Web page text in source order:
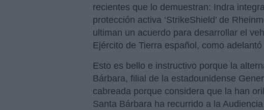
recientes que lo demuestran: Indra
protección activa ‘StrikeShield’ de
ultiman un acuerdo para desarrollar el
Ejército de Tierra español, como
Esto es bello e instructivo porque la
Bárbara, filial de la estadounidense
cabreada porque considera que la han
Santa Bárbara ha recurrido a la